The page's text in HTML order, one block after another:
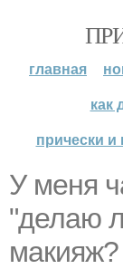
главная
как
прически
У меня
"делаю
макияж?